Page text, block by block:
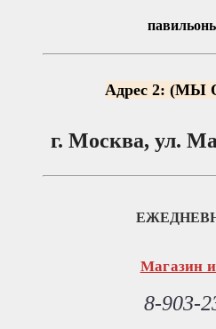
Адрес 2:
г. Москва, ул.
Магазин
8-903-